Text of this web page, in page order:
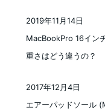
MacBookPro 16イン
重さはどう違うの？
2019年11月14日
エアーパッドソール
2017年12月4日